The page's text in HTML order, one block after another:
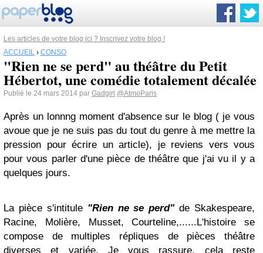
Les articles de votre blog ici ? Inscrivez votre blog !
ACCUEIL › CONSO
"Rien ne se perd" au théâtre du Petit
Hébertot, une comédie totalement décalée
Publié le 24 mars 2014 par Gadgirl @AtmoParis
Après un lonnng moment d'absence sur le blog ( je vous
avoue que je ne suis pas du tout du genre à me mettre la
pression pour écrire un article), je reviens vers vous
pour vous parler d'une pièce de théâtre que j'ai vu il y a
quelques jours.
La pièce s'intitule "Rien ne se perd"de Skakespeare,
Racine, Molière, Musset, Courteline,......L'histoire se
compose de multiples répliques de pièces théâtre
diverses et variée. Je vous rassure, cela reste